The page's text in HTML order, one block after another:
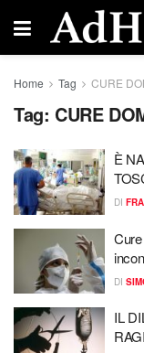
Home Tag CURE
Tag: CURE
È
DI
DI
IL